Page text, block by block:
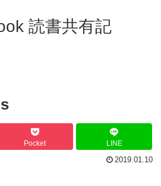
読書共有記
Pocket LINE
2019.01.10